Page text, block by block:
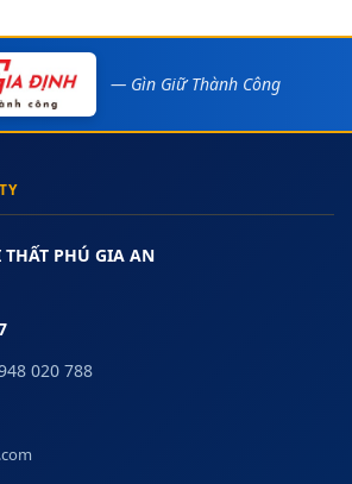
— Gìn Giữ Thành Công
PHÚ GIA AN
020 788